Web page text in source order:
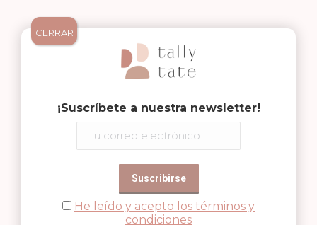
MOCHILA 3-5 AÑOS
MOCHILA 1-3 AÑOS
¡Suscríbete a nuestra newsletter!
He leído y acepto los términos y
condiciones
CERRAR